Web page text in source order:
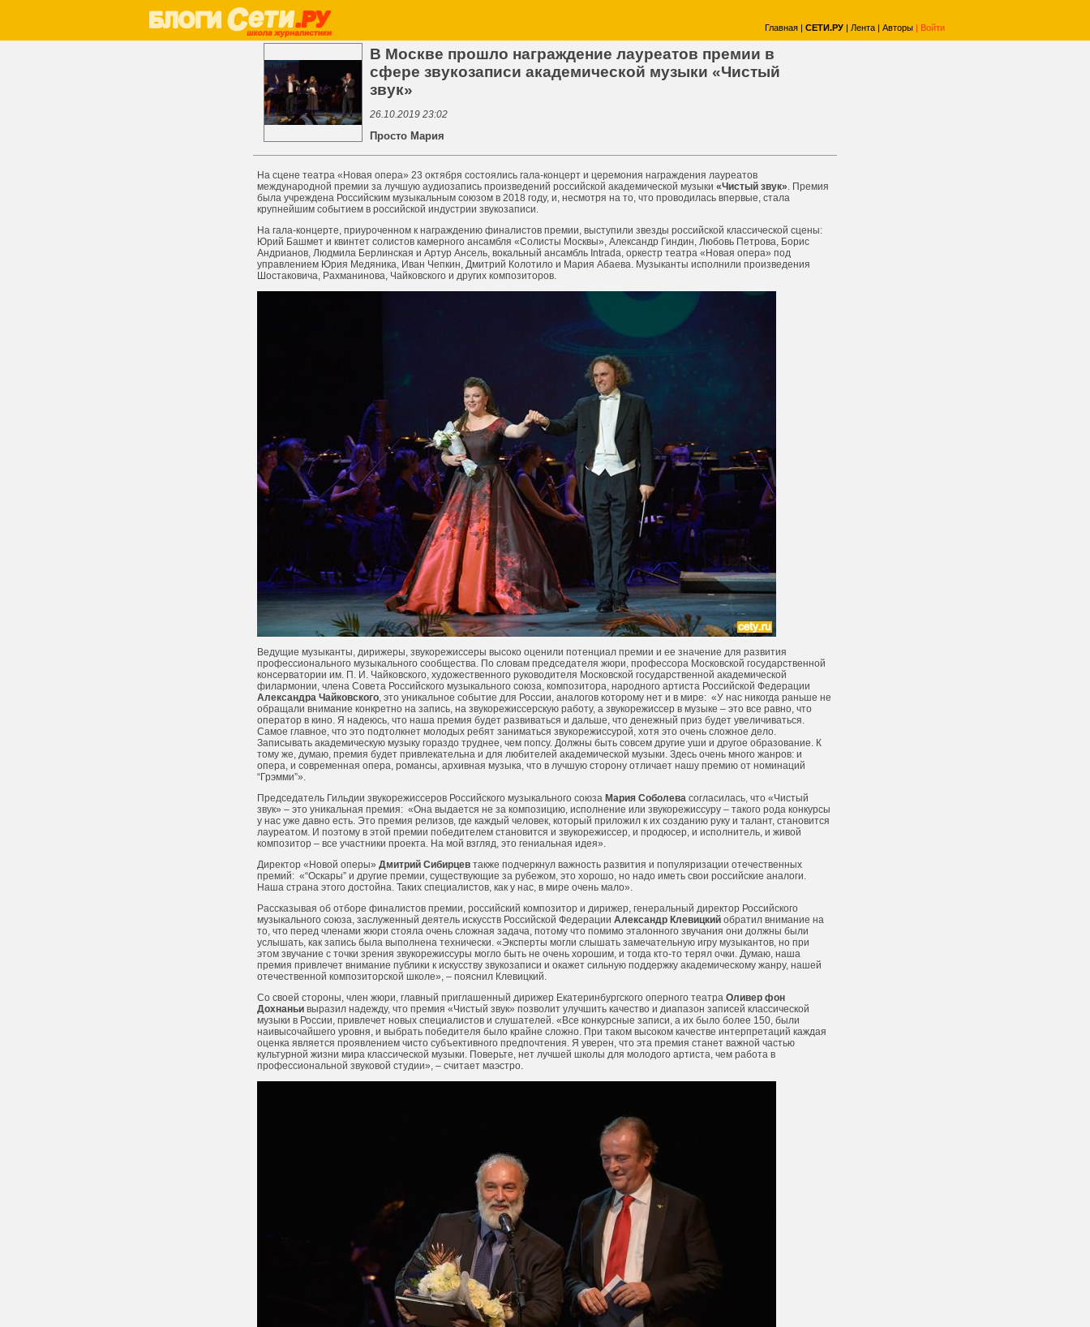
Главная | СЕТИ.РУ | Лента | Авторы | Войти
В Москве прошло награждение лауреатов премии в
сфере звукозаписи академической музыки «Чистый
звук»
26.10.2019 23:02
Просто Мария
На сцене театра «Новая опера» 23 октября состоялись гала-концерт и церемония награждения лауреатов
международной премии за лучшую аудиозапись произведений российской академической музыки «Чистый звук». Премия
была учреждена Российским музыкальным союзом в 2018 году, и, несмотря на то, что проводилась впервые, стала
крупнейшим событием в российской индустрии звукозаписи.
На гала-концерте, приуроченном к награждению финалистов премии, выступили звезды российской классической сцены:
Юрий Башмет и квинтет солистов камерного ансамбля «Солисты Москвы», Александр Гиндин, Любовь Петрова, Борис
Андрианов, Людмила Берлинская и Артур Ансель, вокальный ансамбль Intrada, оркестр театра «Новая опера» под
управлением Юрия Медяника, Иван Чепкин, Дмитрий Колотило и Мария Абаева. Музыканты исполнили произведения
Шостаковича, Рахманинова, Чайковского и других композиторов.
Ведущие музыканты, дирижеры, звукорежиссеры высоко оценили потенциал премии и ее значение для развития
профессионального музыкального сообщества. По словам председателя жюри, профессора Московской государственной
консерватории им. П. И. Чайковского, художественного руководителя Московской государственной академической
филармонии, члена Совета Российского музыкального союза, композитора, народного артиста Российской Федерации
Александра Чайковского, это уникальное событие для России, аналогов которому нет и в мире: «У нас никогда раньше не
обращали внимание конкретно на запись, на звукорежиссерскую работу, а звукорежиссер в музыке – это все равно, что
оператор в кино. Я надеюсь, что наша премия будет развиваться и дальше, что денежный приз будет увеличиваться.
Самое главное, что это подтолкнет молодых ребят заниматься звукорежиссурой, хотя это очень сложное дело.
Записывать академическую музыку гораздо труднее, чем попсу. Должны быть совсем другие уши и другое образование. К
тому же, думаю, премия будет привлекательна и для любителей академической музыки. Здесь очень много жанров: и
опера, и современная опера, романсы, архивная музыка, что в лучшую сторону отличает нашу премию от номинаций
“Грэмми”».
Председатель Гильдии звукорежиссеров Российского музыкального союза Мария Соболева согласилась, что «Чистый
звук» – это уникальная премия: «Она выдается не за композицию, исполнение или звукорежиссуру – такого рода конкурсы
у нас уже давно есть. Это премия релизов, где каждый человек, который приложил к их созданию руку и талант, становится
лауреатом. И поэтому в этой премии победителем становится и звукорежиссер, и продюсер, и исполнитель, и живой
композитор – все участники проекта. На мой взгляд, это гениальная идея».
Директор «Новой оперы» Дмитрий Сибирцев также подчеркнул важность развития и популяризации отечественных
премий: «“Оскары” и другие премии, существующие за рубежом, это хорошо, но надо иметь свои российские аналоги.
Наша страна этого достойна. Таких специалистов, как у нас, в мире очень мало».
Рассказывая об отборе финалистов премии, российский композитор и дирижер, генеральный директор Российского
музыкального союза, заслуженный деятель искусств Российской Федерации Александр Клевицкий обратил внимание на
то, что перед членами жюри стояла очень сложная задача, потому что помимо эталонного звучания они должны были
услышать, как запись была выполнена технически. «Эксперты могли слышать замечательную игру музыкантов, но при
этом звучание с точки зрения звукорежиссуры могло быть не очень хорошим, и тогда кто-то терял очки. Думаю, наша
премия привлечет внимание публики к искусству звукозаписи и окажет сильную поддержку академическому жанру, нашей
отечественной композиторской школе», – пояснил Клевицкий.
Со своей стороны, член жюри, главный приглашенный дирижер Екатеринбургского оперного театра Оливер фон
Дохнаньи выразил надежду, что премия «Чистый звук» позволит улучшить качество и диапазон записей классической
музыки в России, привлечет новых специалистов и слушателей. «Все конкурсные записи, а их было более 150, были
наивысочайшего уровня, и выбрать победителя было крайне сложно. При таком высоком качестве интерпретаций каждая
оценка является проявлением чисто субъективного предпочтения. Я уверен, что эта премия станет важной частью
культурной жизни мира классической музыки. Поверьте, нет лучшей школы для молодого артиста, чем работа в
профессиональной звуковой студии», – считает маэстро.